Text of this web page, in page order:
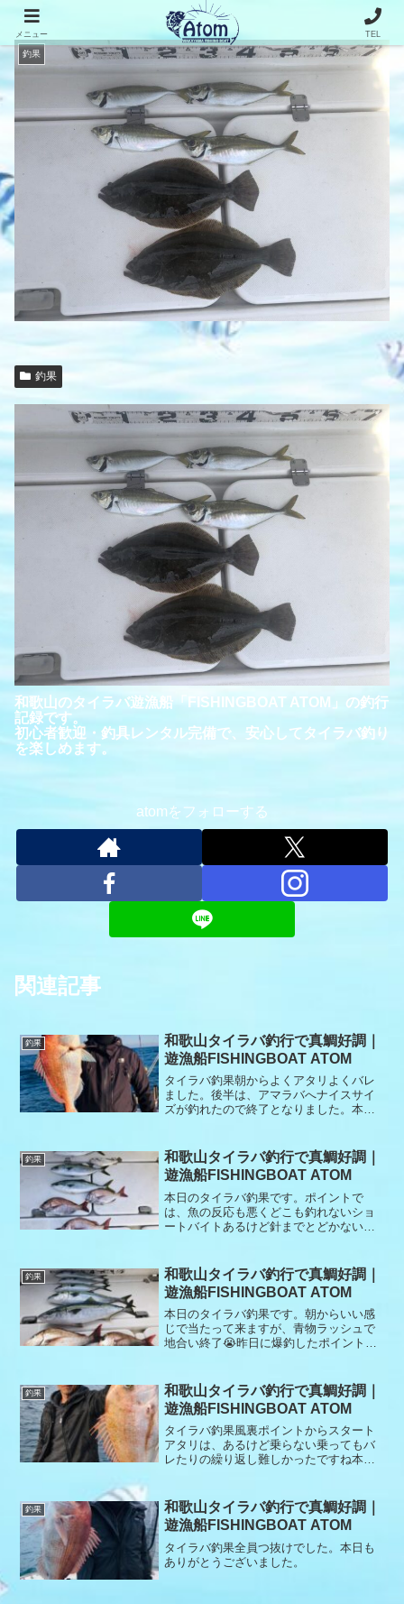
釣果
釣果
和歌山のタイラバ遊漁船「FISHINGBOAT ATOM」の釣行
記録です。
初心者歓迎・釣具レンタル完備で、安心してタイラバ釣り
を楽しめます。
atomをフォローする
関連記事
釣果
和歌山タイラバ釣行で真鯛好調｜
遊漁船FISHINGBOAT ATOM
タイラバ釣果朝からよくアタリよくバレ
ました。後半は、アマラバへナイスサイ
ズが釣れたので終了となりました。本日
釣果
和歌山タイラバ釣行で真鯛好調｜
遊漁船FISHINGBOAT ATOM
本日のタイラバ釣果です。ポイントで
は、魚の反応も悪くどこも釣れないショ
ートバイトあるけど針までとどかないな
を取り逃したのは痛恨でしたね本日もあ
りがとうございました。
釣果
和歌山タイラバ釣行で真鯛好調｜
遊漁船FISHINGBOAT ATOM
本日のタイラバ釣果です。朝からいい感
じで当たって来ますが、青物ラッシュで
地合い終了😭昨日に爆釣したポイントへ
ョートバイト多く苦戦しました。本日も
お疲れ様でした。
釣果
和歌山タイラバ釣行で真鯛好調｜
遊漁船FISHINGBOAT ATOM
タイラバ釣果風裏ポイントからスタート
アタリは、あるけど乗らない乗ってもバ
レたりの繰り返し難しかったですね本日
釣果
和歌山タイラバ釣行で真鯛好調｜
遊漁船FISHINGBOAT ATOM
タイラバ釣果全員つ抜けでした。本日も
ありがとうございました。
メニュー TEL